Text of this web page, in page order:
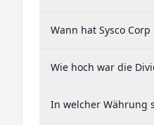
Wann hat Sysco
Wie hoch war die
In welcher Währung